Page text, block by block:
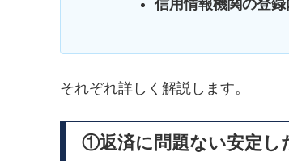
信用情報機関の登
それぞれ詳しく解説します。
①返済に問題ない安定し